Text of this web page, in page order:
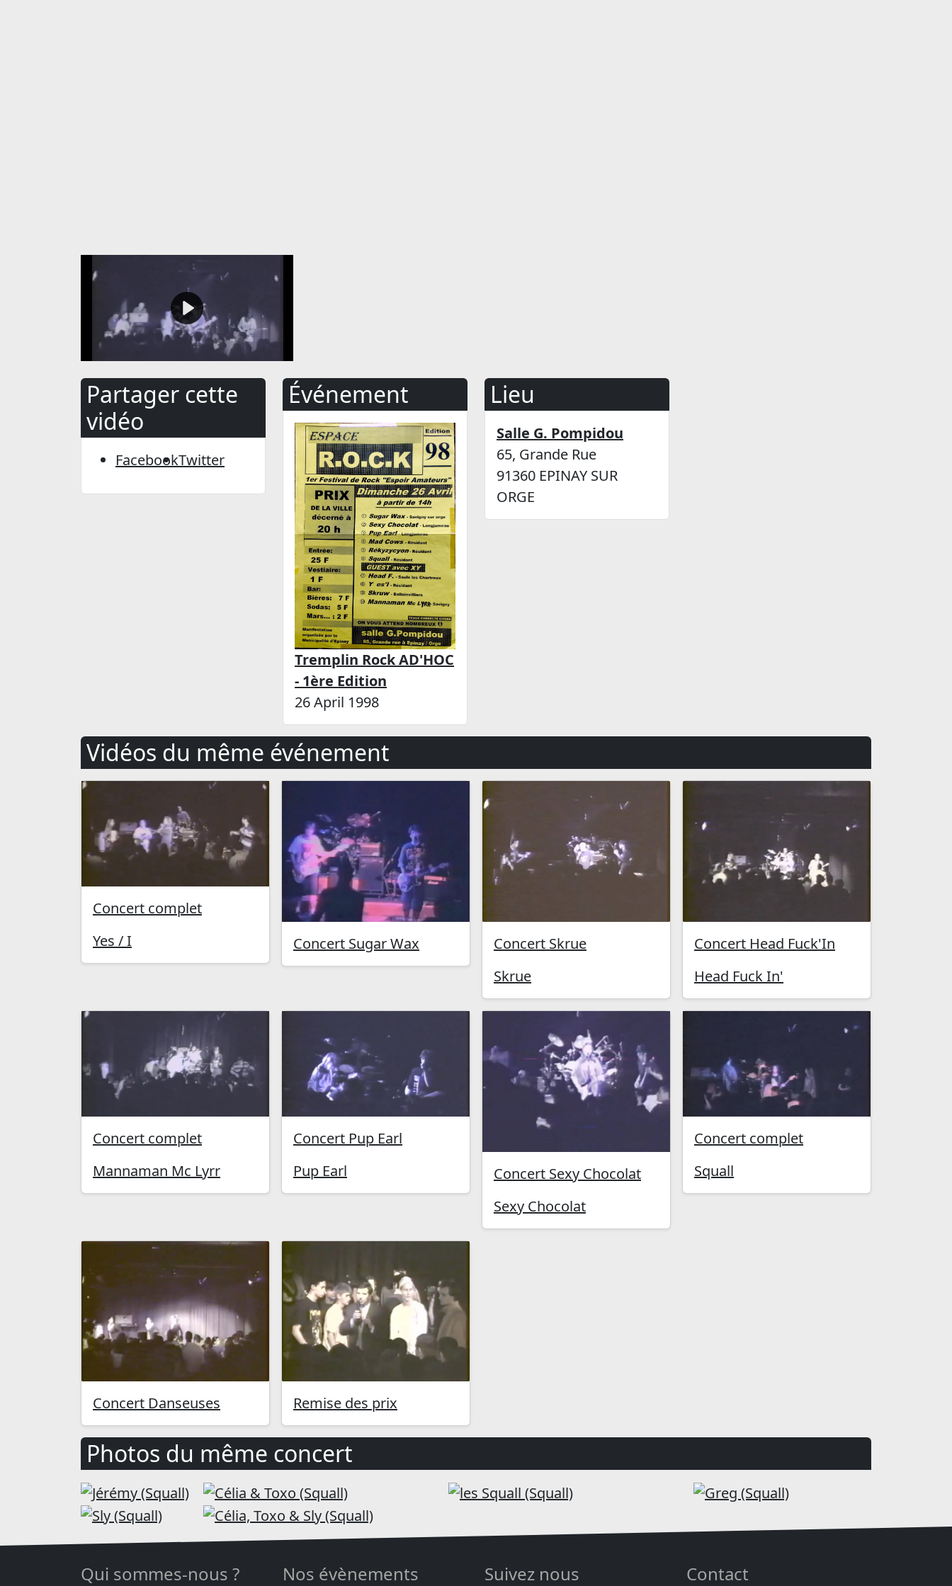
Partager cette
vidéo
FacebookTwitter
Événement
Tremplin Rock AD'HOC
- 1ère Edition
26 April 1998
Lieu
Salle G. Pompidou
65, Grande Rue
91360 EPINAY SUR
ORGE
Vidéos du même événement
Concert complet
Yes / I
Concert Sugar Wax
Concert Skrue
Skrue
Concert Head Fuck'In
Head Fuck In'
Concert complet
Mannaman Mc Lyrr
Concert Pup Earl
Pup Earl
Concert Sexy Chocolat
Sexy Chocolat
Concert complet
Squall
Concert Danseuses Remise des prix
Photos du même concert
Qui sommes-nous ? Nos évènements Suivez nous Contact